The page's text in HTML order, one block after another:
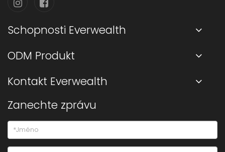
Schopnosti Everwealth
ODM Produkt
Kontakt Everwealth
Zanechte zprávu